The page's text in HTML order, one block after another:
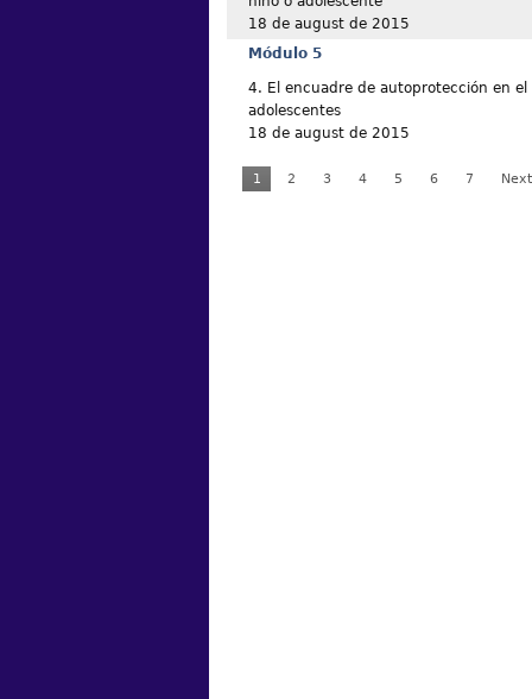
18 de august de 2015
Módulo 5
4. El encuadre de autoprotección en
adolescentes
18 de august de 2015
1 2 3 4 5 6 7